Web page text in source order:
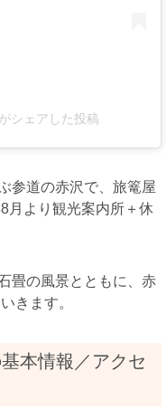
シェアした投稿
参道の赤沢で、旅篭屋
月より観光案内所＋休
畳の風景とともに、赤
きます。
本情報／アクセ